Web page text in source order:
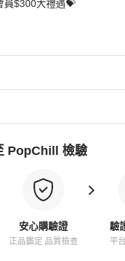
員$300大禮遇💝
PopChill 檢驗
安心購驗證
正品鑑定 品質檢查
驗
平